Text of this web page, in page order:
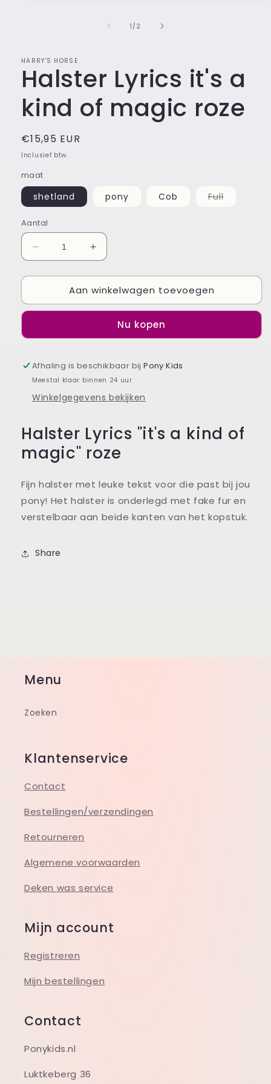
1 /van
2
HARRY'S HORSE
Halster Lyrics it's a
kind of magic roze
Normale
prijs
€15,95 EUR
Inclusief btw.
maat
shetland pony Cob FullVariant
Aantal
Aantal
verlagen
voor
Lyrics
kind
magic
roze
Aantal
verhogen
voor
Halster
Lyrics
kind
magic
roze
Aan winkelwagen toevoegen
Nu kopen
Afhaling is beschikbaar bijPony Kids
Meestal klaar binnen 24 uur
Winkelgegevens bekijken
Halster Lyrics "it's a kind of
magic" roze
Fijn halster met leuke tekst voor die past bij jou
pony! Het halster is onderlegd met fake fur en
verstelbaar aan beide kanten van het kopstuk.
Share
Menu
Zoeken
Klantenservice
Contact
Bestellingen/verzendingen
Retourneren
Algemene voorwaarden
Deken was service
Mijn account
Registreren
Mijn bestellingen
Contact
Ponykids.nl
Luktkeberg 36